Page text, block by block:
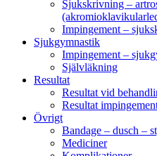
Sjukskrivning –
Impingement –
Sjukgymnastik
Impingement –
Självläkning
Resultat
Resultat vid
Resultat
Övrigt
Bandage – dusch –
Mediciner